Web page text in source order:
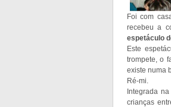
Foi com
recebeu a
espetáculo
Este
trompete, o
existe numa
Ré-mi.
Integrada
crianças